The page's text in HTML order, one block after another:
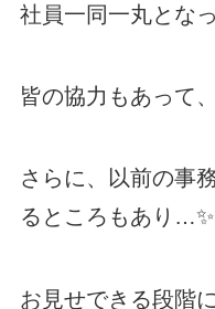
社員一同一丸とな
皆の協力もあって
さらに、以前の事
るところもあり…✨
お見せできる段階